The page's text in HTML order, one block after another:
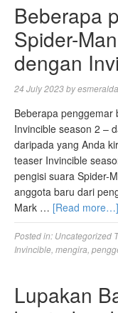
Beberapa
Spider-
dengan
24 July 2023byesmeralda
Beberapa penggemar
Invincible season 2 –
daripada yang Anda
teaser Invincible
pengisi suara Spider-
anggota baru dari
Mark … [Read more…]
Posted in: Uncategorized
Invincible mengira
Lupakan